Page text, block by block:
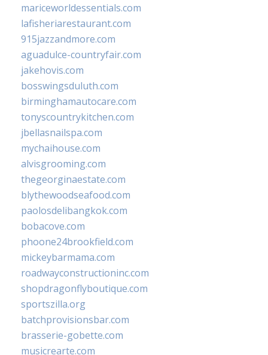
mariceworldessentials.com
lafisheriarestaurant.com
915jazzandmore.com
aguadulce-countryfair.com
jakehovis.com
bosswingsduluth.com
birminghamautocare.com
tonyscountrykitchen.com
jbellasnailspa.com
mychaihouse.com
alvisgrooming.com
thegeorginaestate.com
blythewoodseafood.com
paolosdelibangkok.com
bobacove.com
phoone24brookfield.com
mickeybarmama.com
roadwayconstructioninc.com
shopdragonflyboutique.com
sportszilla.org
batchprovisionsbar.com
brasserie-gobette.com
musicrearte.com